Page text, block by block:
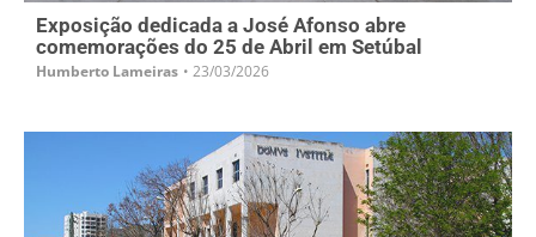
Exposição dedicada a José Afonso abre
comemorações do 25 de Abril em Setúbal
Humberto Lameiras • 23/03/2026